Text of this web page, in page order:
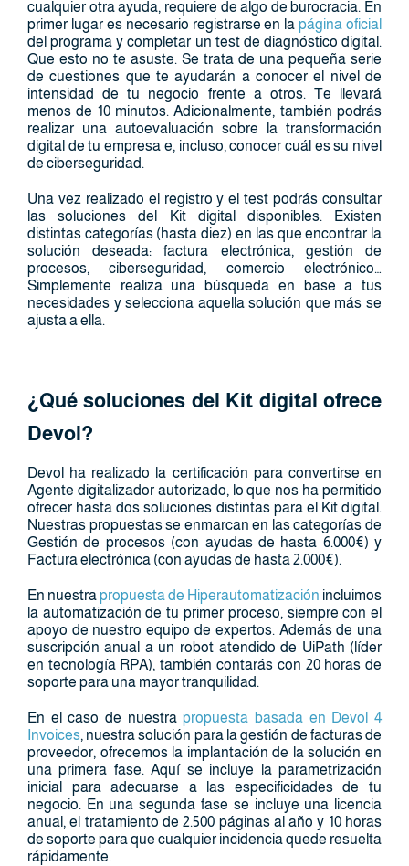
cualquier otra ayuda, requiere de algo de burocracia. En
primer lugar es necesario registrarse en lapágina oficial
del programa y completar un test de diagnóstico digital.
Que esto no te asuste. Se trata de una pequeña serie
de cuestiones que te ayudarán a conocer el nivel de
intensidad de tu negocio frente a otros. Te llevará
menos de 10 minutos. Adicionalmente, también podrás
realizar una autoevaluación sobre la transformación
digital de tu empresa e, incluso, conocer cuál es su nivel
de ciberseguridad.
Una vez realizado el registro y el test podrás consultar
las soluciones del Kit digital disponibles. Existen
distintas categorías (hasta diez) en las que encontrar la
solución deseada: factura electrónica, gestión de
procesos, ciberseguridad, comercio electrónico…
Simplemente realiza una búsqueda en base a tus
necesidades y selecciona aquella solución que más se
ajusta a ella.
¿Qué soluciones del Kit digital ofrece
Devol?
Devol ha realizado la certificación para convertirse en
Agente digitalizador autorizado, lo que nos ha permitido
ofrecer hasta dos soluciones distintas para el Kit digital.
Nuestras propuestas se enmarcan en las categorías de
Gestión de procesos (con ayudas de hasta 6.000€) y
Factura electrónica (con ayudas de hasta 2.000€).
En nuestrapropuesta de Hiperautomatización incluimos
la automatización de tu primer proceso, siempre con el
apoyo de nuestro equipo de expertos. Además de una
suscripción anual a un robot atendido de UiPath (líder
en tecnología RPA), también contarás con 20 horas de
soporte para una mayor tranquilidad.
En el caso de nuestrapropuesta basada en Devol 4
Invoices, nuestra solución para la gestión de facturas de
proveedor, ofrecemos la implantación de la solución en
una primera fase. Aquí se incluye la parametrización
inicial para adecuarse a las especificidades de tu
negocio. En una segunda fase se incluye una licencia
anual, el tratamiento de 2.500 páginas al año y 10 horas
de soporte para que cualquier incidencia quede resuelta
rápidamente.